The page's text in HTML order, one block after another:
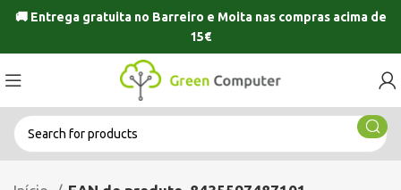
🚚 Entrega gratuita no Barreiro e Moitanas compras acima de
15€